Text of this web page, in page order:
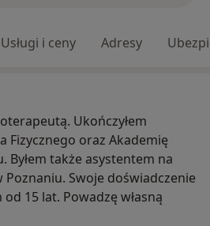
Usługi i ceny Adresy
Ukończyłem
Fizycznego oraz Akademię
Byłem także asystentem na
Swoje doświadczenie
15 lat. Powadzę własną